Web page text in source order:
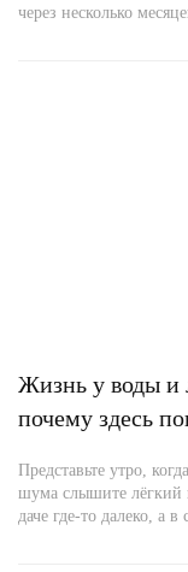
через несколько
Жизнь у воды
почему здесь
Представьте утро,
шума слышите лёгкий
даче где-то далеко, а